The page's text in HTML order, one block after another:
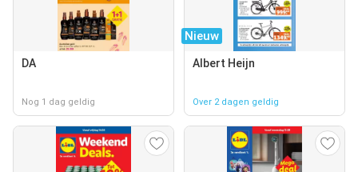
DA
Nog 1 dag geldig
Nieuw
Albert Heijn
Over 2 dagen geldig